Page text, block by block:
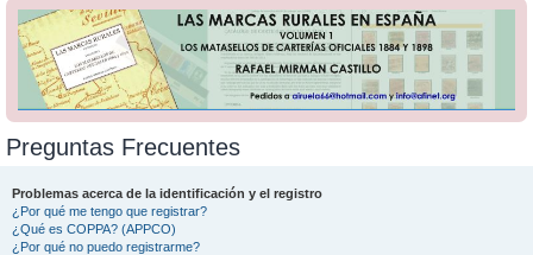
Preguntas Frecuentes
Problemas acerca de la identificación y el registro
¿Por qué me tengo que registrar?
¿Qué es COPPA? (APPCO)
¿Por qué no puedo registrarme?